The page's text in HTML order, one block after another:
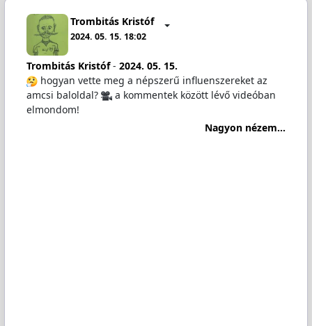
Trombitás Kristóf
2024. 05. 15. 18:02
Trombitás Kristóf- 2024. 05. 15.
hogyan vette meg a népszerű influenszereket az
amcsi baloldal?
a kommentek között lévő videóban
elmondom!
Nagyon nézem...